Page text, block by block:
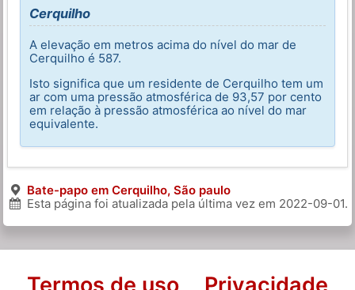
Cerquilho
A elevação em metros acima do nível do mar de
Cerquilho é 587.
Isto significa que um residente de Cerquilho tem um
ar com uma pressão atmosférica de 93,57 por cento
em relação à pressão atmosférica ao nível do mar
equivalente.
Bate-papo em Cerquilho, São paulo
Esta página foi atualizada pela última vez em 2022-09-01.